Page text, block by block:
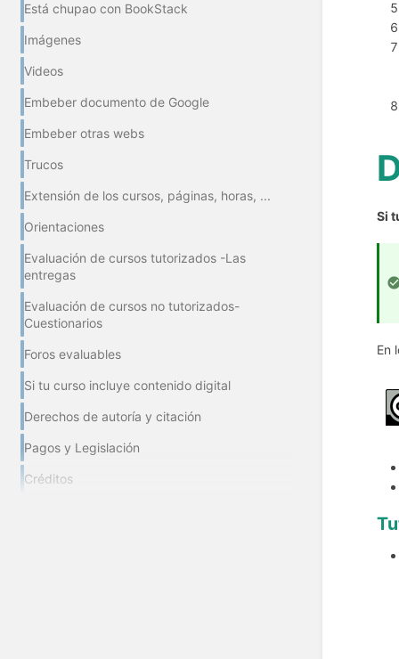
Está chupao con BookStack
Imágenes
Videos
Embeber documento de Google
Embeber otras webs
Trucos
Extensión de los cursos, páginas, horas, ...
Orientaciones
Evaluación de cursos tutorizados -Las
entregas
Evaluación de cursos no tutorizados-
Cuestionarios
Foros evaluables
Si tu curso incluye contenido digital
Derechos de autoría y citación
Pagos y Legislación
Créditos
Si
En